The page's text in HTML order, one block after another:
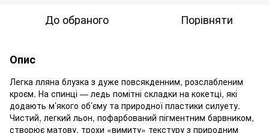
До обраного Порівняти
Опис
Легка лляна блузка з дуже повсякденним, розслабленим
кроєм. На спинці — ледь помітні складки на кокетці, які
додають м’якого об’єму та природної пластики силуету.
Чистий, легкий льон, пофарбований пігментним барвником,
створює матову, трохи «вимиту» текстуру з природним